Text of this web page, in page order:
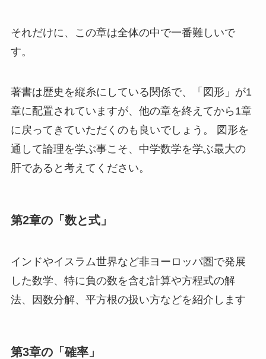
それだけに、この章は全体の中で一番難しいで
す。
著書は歴史を縦糸にしている関係で、「図形」が1
章に配置されていますが、他の章を終えてから1章
に戻ってきていただくのも良いでしょう。 図形を
通して論理を学ぶ事こそ、中学数学を学ぶ最大の
肝であると考えてください。
第2章の「数と式」
インドやイスラム世界など非ヨーロッパ圏で発展
した数学、特に負の数を含む計算や方程式の解
法、因数分解、平方根の扱い方などを紹介します
第3章の「確率」